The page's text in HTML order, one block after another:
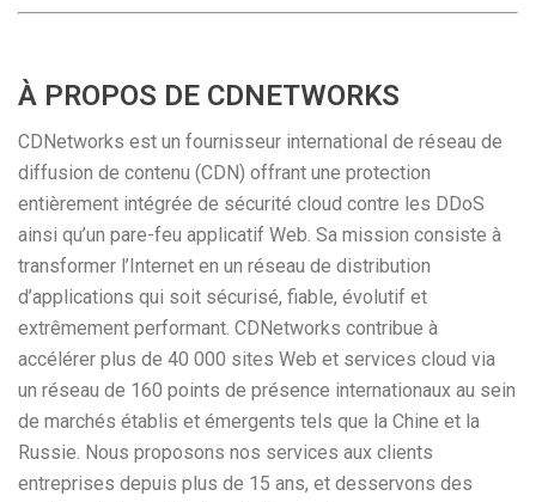
À PROPOS DE CDNETWORKS
CDNetworks est un fournisseur international de réseau de
diffusion de contenu (CDN) offrant une protection
entièrement intégrée de sécurité cloud contre les DDoS
ainsi qu’un pare-feu applicatif Web. Sa mission consiste à
transformer l’Internet en un réseau de distribution
d’applications qui soit sécurisé, fiable, évolutif et
extrêmement performant. CDNetworks contribue à
accélérer plus de 40 000 sites Web et services cloud via
un réseau de 160 points de présence internationaux au sein
de marchés établis et émergents tels que la Chine et la
Russie. Nous proposons nos services aux clients
entreprises depuis plus de 15 ans, et desservons des